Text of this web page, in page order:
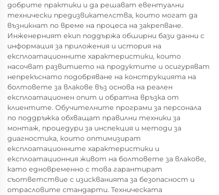
добрите практики и да решават евентуални
технически предизвикателства, които могат да
възникнат по време на процеса на закрепване.
Инженерният екип поддържа обширни бази данни с
информация за приложения и история на
експлоатационните характеристики, които
насочват развитието на продуктите и осигуряват
непрекъснато подобряване на конструкцията на
болтовете за влакове въз основа на реален
експлоатационен опит и обратна връзка от
клиентите. Обучителните програми за персонала
по поддръжка обхващат правилни техники за
монтаж, процедури за инспекция и методи за
диагностика, които оптимизират
експлоатационните характеристики и
експлоатационния живот на болтовете за влакове,
като едновременно с това гарантират
съответствие с изискванията за безопасност и
отрасловите стандарти. Техническата